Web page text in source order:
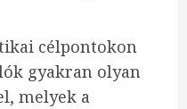
célpontokon
gyakran olyan
melyek a